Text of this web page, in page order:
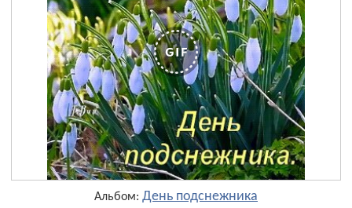
Альбом: День подснежника